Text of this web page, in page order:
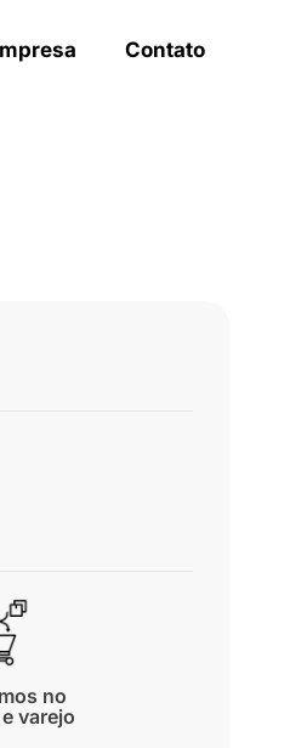
Contato
no
varejo